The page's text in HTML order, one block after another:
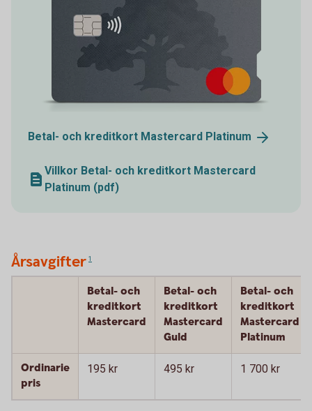
Betal- och kreditkort Mastercard Platinum
Villkor Betal- och kreditkort Mastercard
Platinum (pdf)
Årsavgifter 1
Betal- och
kreditkort
Mastercard
Betal- och
kreditkort
Mastercard
Guld
Betal- och
kreditkort
Mastercard
Platinum
Ordinarie
pris
195 kr 495 kr 1 700 kr